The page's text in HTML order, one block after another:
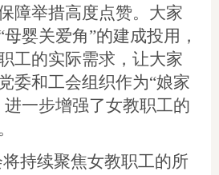
障举措高度点赞。大家
婴关爱角”的建成投用，
工的实际需求，让大家
委和工会组织作为“娘家
进一步增强了女教职工的
持续聚焦女教职工的所